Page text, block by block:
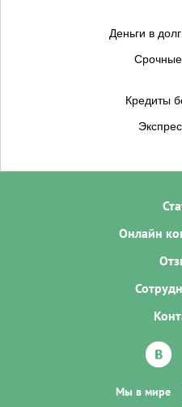
Деньги в
Кредиты
Онлайн
Мы в мире